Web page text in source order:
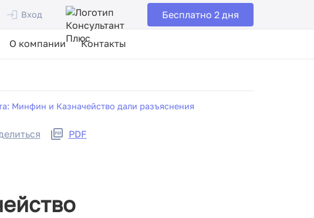
Вход Бесплатно 2 дня
О компании Контакты
Минфин и Казначейство дали разъяснения
PDF